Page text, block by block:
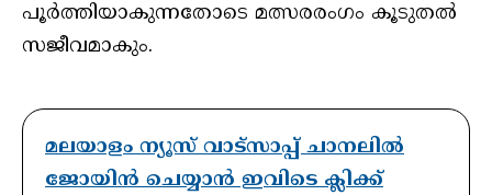
പൂർത്തിയാകുന്നതോടെ മത്സരരംഗം കൂടുതൽ
സജീവമാകും.
മലയാളം ന്യൂസ് വാട്സാപ്പ് ചാനലിൽ
ജോയിൻ ചെയ്യാൻ ഇവിടെ ക്ലിക്ക്